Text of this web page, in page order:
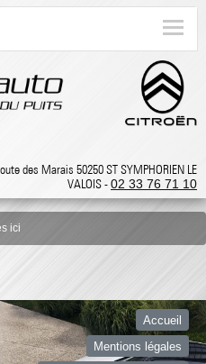
des Marais 50250 ST SYMPHORIEN LE
VALOIS -02 33 76 71 10
ici
Accueil
Mentions légales